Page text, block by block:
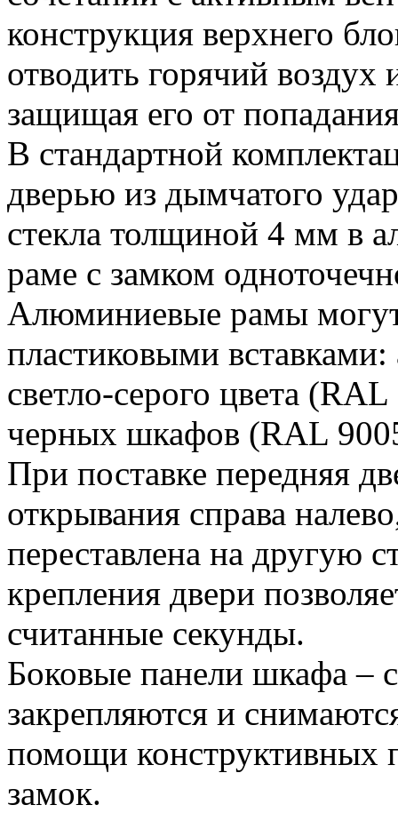
конструкция верхнего
отводить горячий
защищая его от
В стандартной
дверью из дымчатого
стекла толщиной 4 мм в
раме с замком
Алюминиевые рамы
пластиковыми
светло-серого цвета
черных шкафов (RAL
При поставке передняя
открывания справа
переставлена на другую
крепления двери
считанные секунды.
Боковые панели шкафа –
закрепляются и
помощи конструктивных
замок.